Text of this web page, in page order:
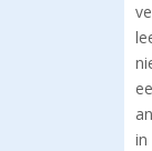
in